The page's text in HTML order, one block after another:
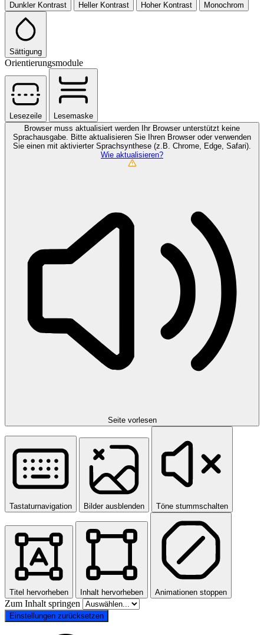
Dunkler Kontrast Heller Kontrast Hoher Kontrast Monochrom
Sättigung
Orientierungsmodule
Lesezeile
Lesemaske
Browser muss aktualisiert werden
Ihr Browser unterstützt keine
Sprachausgabe. Bitte aktualisieren Sie Ihren Browser oder verwenden
Sie einen mit aktivierter Sprachsynthese (z.B. Chrome, Edge, Safari).
Wie aktualisieren?
Seite vorlesen
Tastaturnavigation Bilder ausblenden Töne stummschalten
Titel hervorheben Inhalt hervorheben Animationen stoppen
Zum Inhalt springen
Einstellungen zurücksetzen